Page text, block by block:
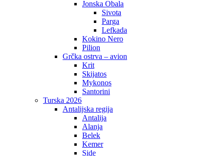
Jonska Obala
Sivota
Parga
Lefkada
Kokino Nero
Pilion
Grčka ostrva – avion
Krit
Skijatos
Mykonos
Santorini
Turska 2026
Antalijska regija
Antalija
Alanja
Belek
Kemer
Side